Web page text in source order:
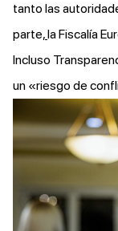
tanto las
parte,la Fiscalía
Incluso
un «riesgo de